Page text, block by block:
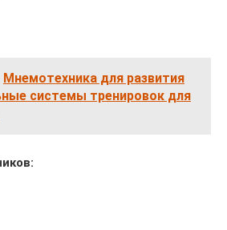
Мнемотехника для развития
системы тренировок для